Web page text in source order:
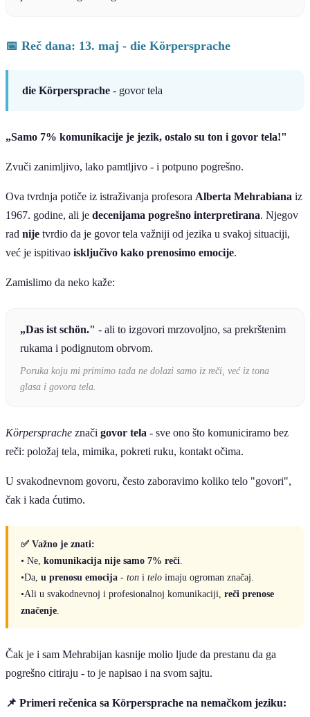
📅 Reč dana: 13. maj - die Körpersprache
die Körpersprache - govor tela
„Samo 7% komunikacije je jezik, ostalo su ton i govor tela!"
Zvuči zanimljivo, lako pamtljivo - i potpuno pogrešno.
Ova tvrdnja potiče iz istraživanja profesora Alberta Mehrabiana iz
1967. godine, ali je decenijama pogrešno interpretirana. Njegov
rad nije tvrdio da je govor tela važniji od jezika u svakoj situaciji,
već je ispitivao isključivo kako prenosimo emocije.
Zamislimo da neko kaže:
„Das ist schön." - ali to izgovori mrzovoljno, sa prekrštenim
rukama i podignutom obrvom.
Poruka koju mi primimo tada ne dolazi samo iz reči, već iz tona
glasa i govora tela.
Körpersprache znači govor tela - sve ono što komuniciramo bez
reči: položaj tela, mimika, pokreti ruku, kontakt očima.
U svakodnevnom govoru, često zaboravimo koliko telo "govori",
čak i kada ćutimo.
✅ Važno je znati:
• Ne, komunikacija nije samo 7% reči
•Da, u prenosu emocija - ton i telo imaju ogroman značaj.
•Ali u svakodnevnoj i profesionalnoj komunikaciji, reči prenose
značenje
Čak je i sam Mehrabijan kasnije molio ljude da prestanu da ga
pogrešno citiraju - to je napisao i na svom sajtu.
📌 Primeri rečenica sa Körpersprache na nemačkom jeziku: